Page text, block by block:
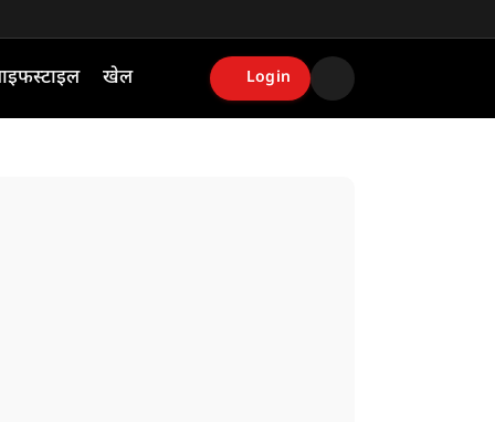
खेल Login